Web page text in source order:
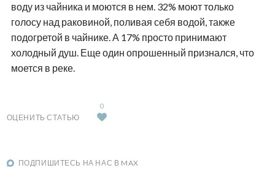
воду из чайника и моются в нем. 32% моют только
голосу над раковиной, поливая себя водой, также
подогретой в чайнике. А 17% просто принимают
холодный душ. Еще один опрошенный признался, что
моется в реке.
ОЦЕНИТЬ СТАТЬЮ
0
ПОДПИШИТЕСЬ НА НАС В MAX